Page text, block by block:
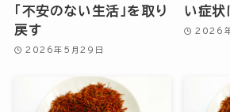
「不安のない生活」を取り
戻す
2026年5月29日
い症状
2026